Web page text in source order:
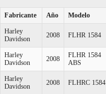
Fabricante Año Modelo
Harley
Davidson
2008 FLHR 1584
Harley
Davidson
2008
FLHR 1584
ABS
Harley
Davidson
2008 FLHRC 1584